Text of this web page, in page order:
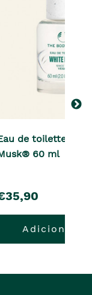
de toilette
60 ml
Adicionar